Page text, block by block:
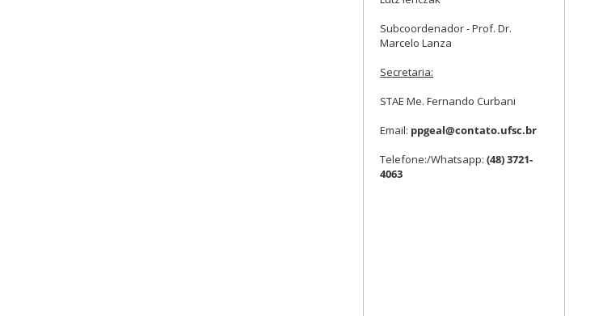
Subcoordenador - Prof. Dr.
Marcelo Lanza
Secretaria:
STAE Me. Fernando Curbani
Email: ppgeal@contato.ufsc.br
Telefone:/Whatsapp: (48) 3721-
4063